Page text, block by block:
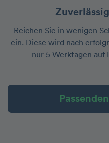
Reichen Sie in wenigen
ein. Diese wird nach
nur 5 Werktagen auf